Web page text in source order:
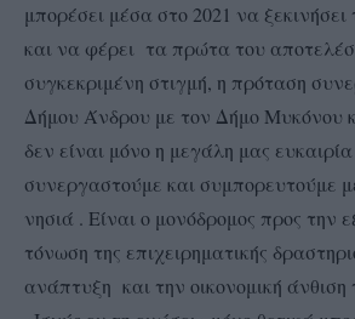
μπορέσει μέσα στο 2021 να ξεκινήσει
και να φέρει τα πρώτα του
συγκεκριμένη στιγμή, η πρόταση
Δήμου Άνδρου με τον Δήμο Μυκόνου
δεν είναι μόνο η μεγάλη μας
συνεργαστούμε και συμπορευτούμε
νησιά . Είναι ο μονόδρομος προς την
τόνωση της επιχειρηματικής
ανάπτυξη και την οικονομική